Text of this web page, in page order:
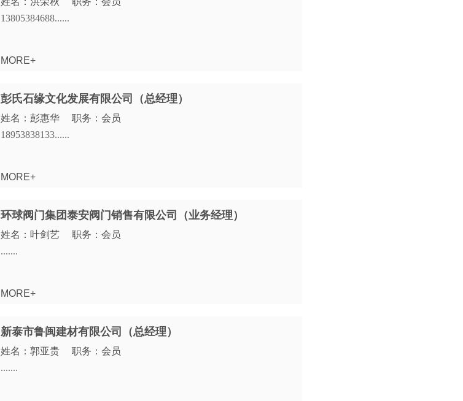
13805384688......
MORE+
彭氏石缘文化发展有限公司（总经理）
姓名：彭惠华 职务：会员
18953838133......
MORE+
环球阀门集团泰安阀门销售有限公司（业务经理）
姓名：叶剑艺 职务：会员
.......
MORE+
新泰市鲁闽建材有限公司（总经理）
姓名：郭亚贵 职务：会员
.......